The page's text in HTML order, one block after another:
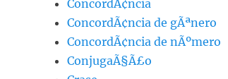
ConcordÃ¢ncia
ConcordÃ¢ncia de gÃªnero
ConcordÃ¢ncia de nÃºmero
ConjugaÃ§Ã£o